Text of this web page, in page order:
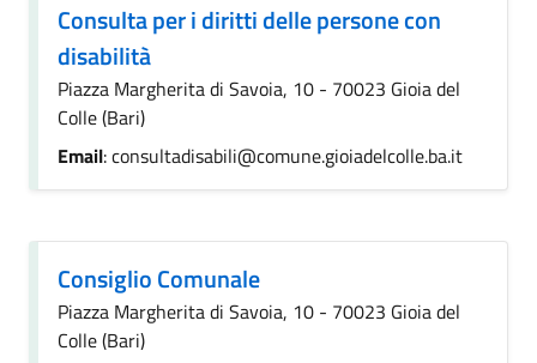
Consulta per i diritti delle persone con
disabilità
Piazza Margherita di Savoia, 10 - 70023 Gioia del
Colle (Bari)
Email: consultadisabili@comune.gioiadelcolle.ba.it
Consiglio Comunale
Piazza Margherita di Savoia, 10 - 70023 Gioia del
Colle (Bari)